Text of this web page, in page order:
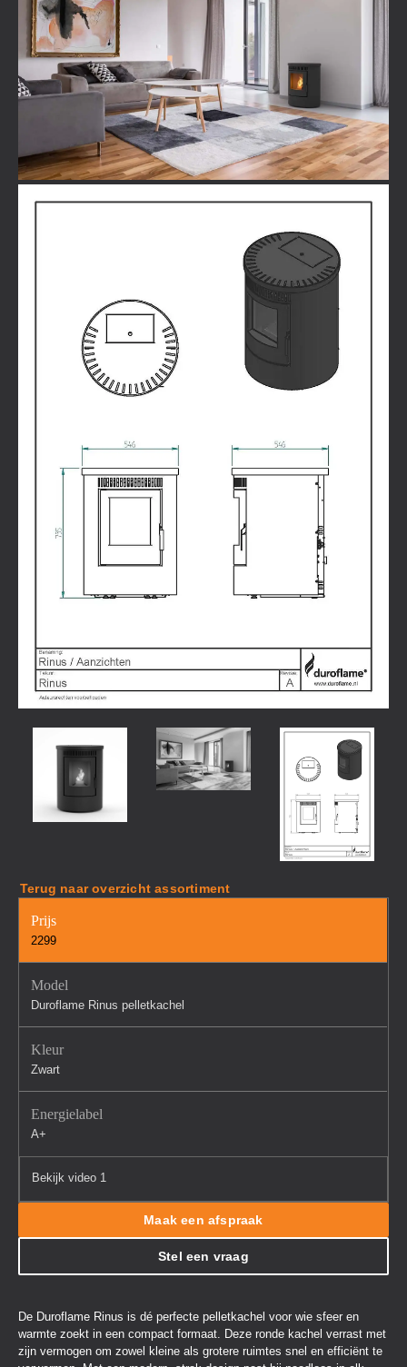
Terug naar overzicht assortiment
Prijs
2299
Model
Duroflame Rinus pelletkachel
Kleur
Zwart
Energielabel
A+
Bekijk video 1
Maak een afspraak
Stel een vraag
De Duroflame Rinus is dé perfecte pelletkachel voor wie sfeer en
warmte zoekt in een compact formaat. Deze ronde kachel verrast met
zijn vermogen om zowel kleine als grotere ruimtes snel en efficiënt te